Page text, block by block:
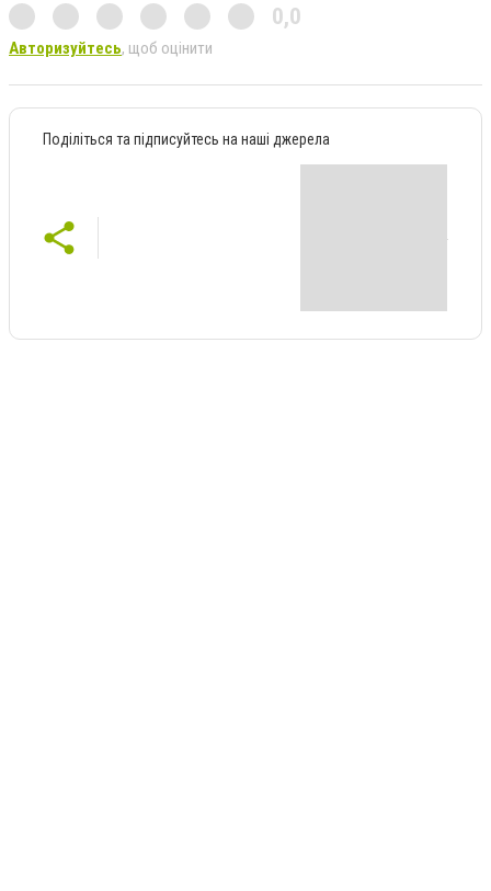
0,0
Авторизуйтесь, щоб оцінити
Поділіться та підписуйтесь на наші джерела